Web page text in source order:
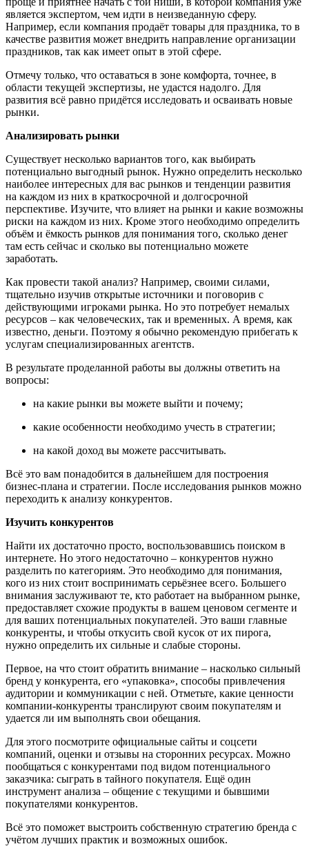
является экспертом, чем идти в неизведанную сферу.
Например, если компания продаёт товары для праздника, то в
качестве развития может внедрить направление организации
праздников, так как имеет опыт в этой сфере.
Отмечу только, что оставаться в зоне комфорта, точнее, в
области текущей экспертизы, не удастся надолго. Для
развития всё равно придётся исследовать и осваивать новые
рынки.
Анализировать рынки
Существует несколько вариантов того, как выбирать
потенциально выгодный рынок. Нужно определить несколько
наиболее интересных для вас рынков и тенденции развития
на каждом из них в краткосрочной и долгосрочной
перспективе. Изучите, что влияет на рынки и какие возможны
риски на каждом из них. Кроме этого необходимо определить
объём и ёмкость рынков для понимания того, сколько денег
там есть сейчас и сколько вы потенциально можете
заработать.
Как провести такой анализ? Например, своими силами,
тщательно изучив открытые источники и поговорив с
действующими игроками рынка. Но это потребует немалых
ресурсов – как человеческих, так и временных. А время, как
известно, деньги. Поэтому я обычно рекомендую прибегать к
услугам специализированных агентств.
В результате проделанной работы вы должны ответить на
вопросы:
на какие рынки вы можете выйти и почему;
какие особенности необходимо учесть в стратегии;
на какой доход вы можете рассчитывать.
Всё это вам понадобится в дальнейшем для построения
бизнес-плана и стратегии. После исследования рынков можно
переходить к анализу конкурентов.
Изучить конкурентов
Найти их достаточно просто, воспользовавшись поиском в
интернете. Но этого недостаточно – конкурентов нужно
разделить по категориям. Это необходимо для понимания,
кого из них стоит воспринимать серьёзнее всего. Большего
внимания заслуживают те, кто работает на выбранном рынке,
предоставляет схожие продукты в вашем ценовом сегменте и
для ваших потенциальных покупателей. Это ваши главные
конкуренты, и чтобы откусить свой кусок от их пирога,
нужно определить их сильные и слабые стороны.
Первое, на что стоит обратить внимание – насколько сильный
бренд у конкурента, его «упаковка», способы привлечения
аудитории и коммуникации с ней. Отметьте, какие ценности
компании-конкуренты транслируют своим покупателям и
удается ли им выполнять свои обещания.
Для этого посмотрите официальные сайты и соцсети
компаний, оценки и отзывы на сторонних ресурсах. Можно
пообщаться с конкурентами под видом потенциального
заказчика: сыграть в тайного покупателя. Ещё один
инструмент анализа – общение с текущими и бывшими
покупателями конкурентов.
Всё это поможет выстроить собственную стратегию бренда с
учётом лучших практик и возможных ошибок.